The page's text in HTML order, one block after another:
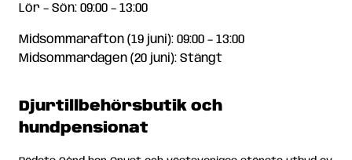
Lör – Sön: 09:00 – 13:00
Midsommarafton (19 juni): 09:00 – 13:00
Midsommardagen (20 juni): Stängt
Djurtillbehörsbutik och
hundpensionat